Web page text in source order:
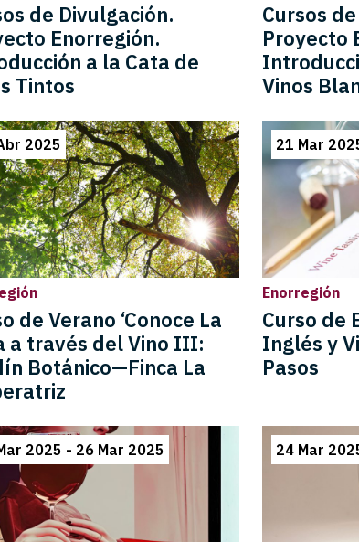
de Divulgación.
Enorregión.
a la Cata de
Tintos
Cursos
Proyecto
Vinos
2025
de Verano ‘Conoce La
a través del Vino III:
Botánico—Finca La
21 Mar
Enorregión
Curso de
Inglés y
Pasos
2025 - 26 Mar 2025 24 Mar